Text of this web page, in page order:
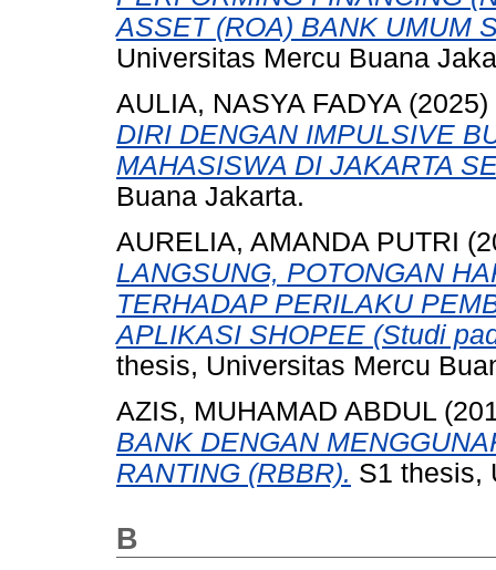
ASSET (ROA) BANK UMUM
Universitas Mercu Buana
AULIA, NASYA FADYA (2025)
DIRI DENGAN IMPULSIVE
MAHASISWA DI JAKARTA
Buana Jakarta.
AURELIA, AMANDA PUTRI
LANGSUNG, POTONGAN
TERHADAP PERILAKU
APLIKASI SHOPEE (Studi
thesis, Universitas Mercu
AZIS, MUHAMAD ABDUL
BANK DENGAN
RANTING (RBBR). S1 thesis,
B